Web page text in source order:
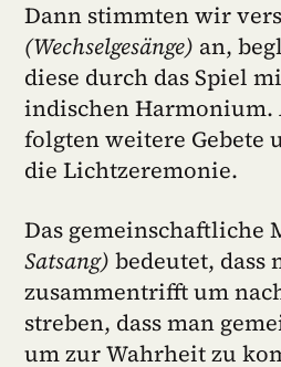
Dann stimmten wir
(Wechselgesänge) an,
diese durch das Spiel
indischen Harmonium.
folgten weitere Gebete
die Lichtzeremonie.
Das gemeinschaftliche
Satsang) bedeutet, dass
zusammentrifft um
streben, dass man
um zur Wahrheit zu